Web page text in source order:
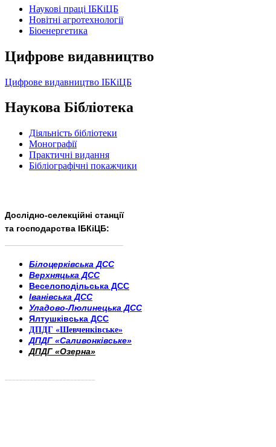
Наукові праці ІБКіЦБ
Новітні агротехнології
Бiоенергетика
Цифрове видавництво
Цифрове видавництво ІБКіЦБ
Наукова Бібліотека
Діяльність бібліотеки
Монографії
Практичні видання
Бібліографічні покажчики
Дослідно-селекційні станції
та господарства ІБКіЦБ:
Білоцерківська ДСС
Верхняцька ДСС
Веселоподільська ДСС
Іванівська ДСС
Уладово-Люлинецька ДСС
Ялтушківська ДСС
ДПДГ «Шевченківське»
ДПДГ «Саливонківське»
ДПДГ «Озерна»